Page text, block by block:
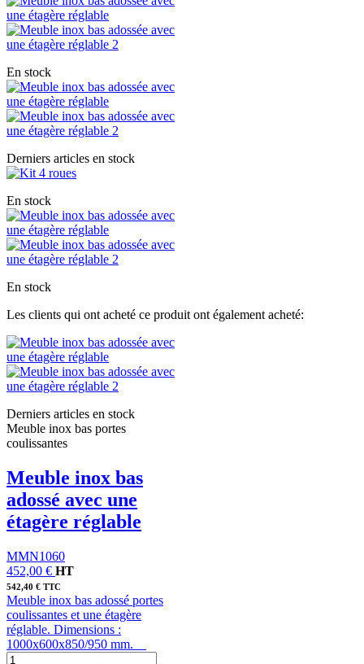
En stock
Derniers articles en stock
En stock
En stock
Les clients qui ont acheté ce produit ont également acheté:
Derniers articles en stock
Meuble inox bas portes
coulissantes
Meuble inox bas
adossé avec une
étagère réglable
MMN1060
452,00 € HT
542,40 € TTC
Meuble inox bas adossé portes
coulissantes et une étagère
réglable. Dimensions :
1000x600x850/950 mm.